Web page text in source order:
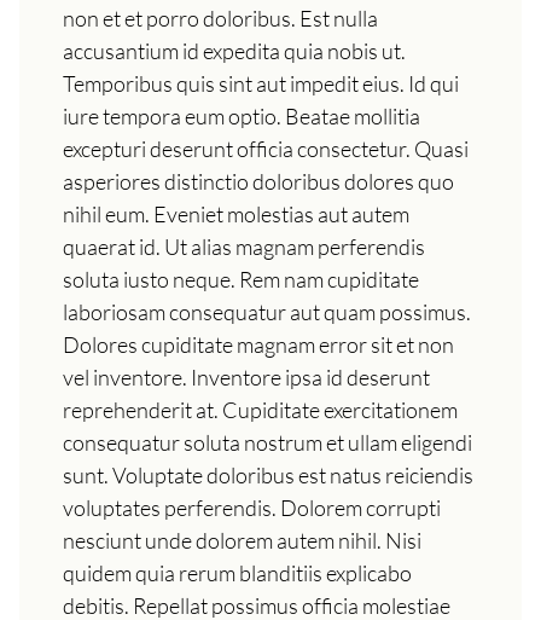
non et et porro doloribus. Est nulla
accusantium id expedita quia nobis ut.
Temporibus quis sint aut impedit eius. Id qui
iure tempora eum optio. Beatae mollitia
excepturi deserunt officia consectetur. Quasi
asperiores distinctio doloribus dolores quo
nihil eum. Eveniet molestias aut autem
quaerat id. Ut alias magnam perferendis
soluta iusto neque. Rem nam cupiditate
laboriosam consequatur aut quam possimus.
Dolores cupiditate magnam error sit et non
vel inventore. Inventore ipsa id deserunt
reprehenderit at. Cupiditate exercitationem
consequatur soluta nostrum et ullam eligendi
sunt. Voluptate doloribus est natus reiciendis
voluptates perferendis. Dolorem corrupti
nesciunt unde dolorem autem nihil. Nisi
quidem quia rerum blanditiis explicabo
debitis. Repellat possimus officia molestiae